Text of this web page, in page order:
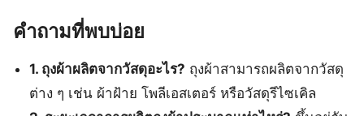
คำถามที่พบบ่อย
1. ถุงผ้าผลิตจากวัสดุอะไร? ถุงผ้าสามารถผลิตจากวัสดุ
ต่าง ๆ เช่น ผ้าฝ้าย โพลีเอสเตอร์ หรือวัสดุรีไซเคิล